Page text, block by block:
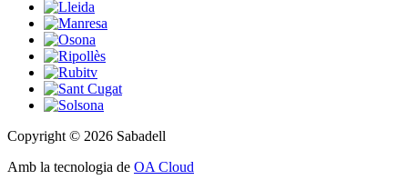
Copyright © 2026 Sabadell
Amb la tecnologia de OA Cloud